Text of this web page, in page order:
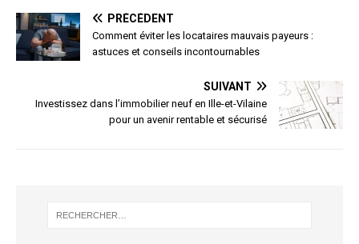
PRÉCÉDENT
Comment éviter les locataires mauvais payeurs :
astuces et conseils incontournables
SUIVANT
Investissez dans l’immobilier neuf en Ille-et-Vilaine
pour un avenir rentable et sécurisé